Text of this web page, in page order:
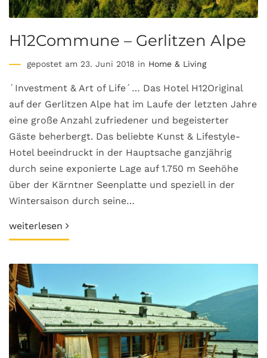
H12Commune – Gerlitzen Alpe
gepostet am 23. Juni 2018 in Home & Living
´Investment & Art of Life´… Das Hotel H12Original
auf der Gerlitzen Alpe hat im Laufe der letzten Jahre
eine große Anzahl zufriedener und begeisterter
Gäste beherbergt. Das beliebte Kunst & Lifestyle-
Hotel beeindruckt in der Hauptsache ganzjährig
durch seine exponierte Lage auf 1.750 m Seehöhe
über der Kärntner Seenplatte und speziell in der
Wintersaison durch seine…
weiterlesen